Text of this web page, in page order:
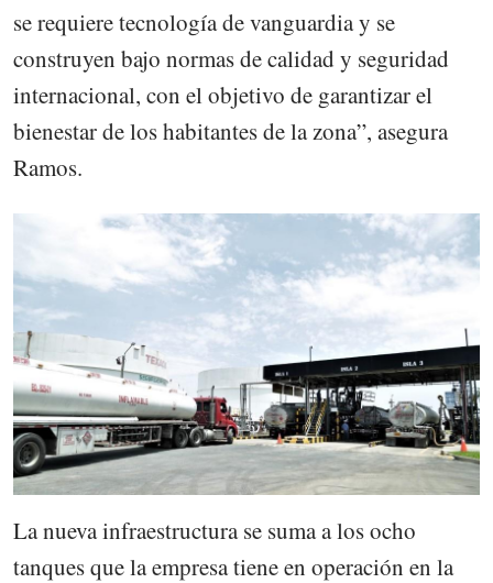
se requiere tecnología de vanguardia y se
construyen bajo normas de calidad y seguridad
internacional, con el objetivo de garantizar el
bienestar de los habitantes de la zona”, asegura
Ramos.
La nueva infraestructura se suma a los ocho
tanques que la empresa tiene en operación en la